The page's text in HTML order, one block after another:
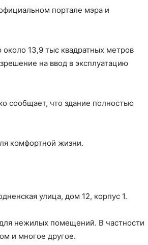
портале мэра и
13,9 тыс квадратных метров
на ввод в эксплуатацию
сообщает, что здание полностью
комфортной жизни.
улица, дом 12, корпус 1.
нежилых помещений. В частности
и многое другое.